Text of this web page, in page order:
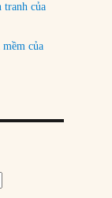
của
của